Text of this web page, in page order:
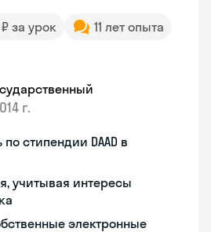
₽ за урок
11 лет опыта
г.
стипендии DAAD в
учитывая интересы
электронные